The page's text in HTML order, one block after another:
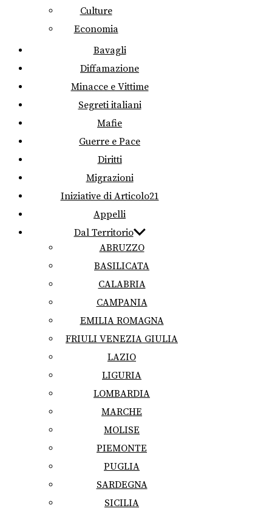
Culture
Economia
Bavagli
Diffamazione
Minacce e Vittime
Segreti italiani
Mafie
Guerre e Pace
Diritti
Migrazioni
Iniziative di Articolo21
Appelli
Dal Territorio
ABRUZZO
BASILICATA
CALABRIA
CAMPANIA
EMILIA ROMAGNA
FRIULI VENEZIA GIULIA
LAZIO
LIGURIA
LOMBARDIA
MARCHE
MOLISE
PIEMONTE
PUGLIA
SARDEGNA
SICILIA